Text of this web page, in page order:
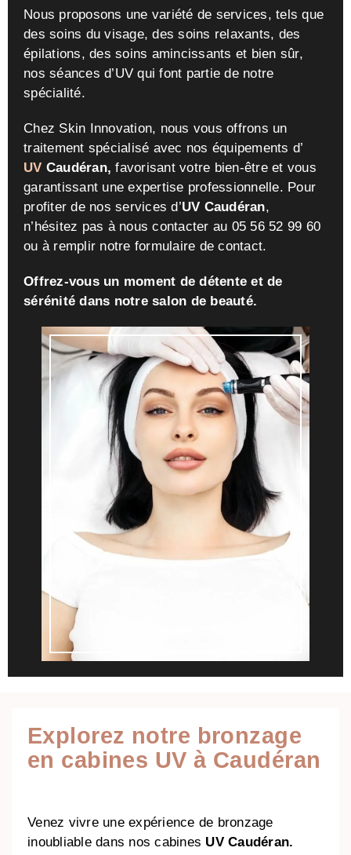
Nous proposons une variété de services, tels que
des soins du visage, des soins relaxants, des
épilations, des soins amincissants et bien sûr,
nos séances d’UV qui font partie de notre
spécialité.
Chez Skin Innovation, nous vous offrons un
traitement spécialisé avec nos équipements d’
UV Caudéran, favorisant votre bien-être et vous
garantissant une expertise professionnelle. Pour
profiter de nos services d’UV Caudéran,
n’hésitez pas à nous contacter au 05 56 52 99 60
ou à remplir notre formulaire de contact.
Offrez-vous un moment de détente et de
sérénité dans notre salon de beauté.
Explorez notre bronzage
en cabines UV à Caudéran
Venez vivre une expérience de bronzage
inoubliable dans nos cabines UV Caudéran.